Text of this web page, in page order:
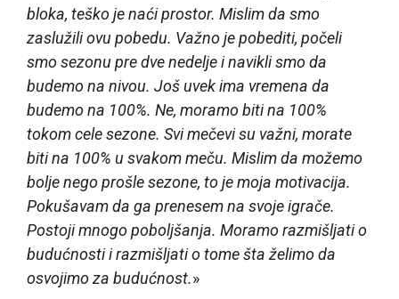
bloka, teško je naći prostor. Mislim da smo
zaslužili ovu pobedu. Važno je pobediti, počeli
smo sezonu pre dve nedelje i navikli smo da
budemo na nivou. Još uvek ima vremena da
budemo na 100%. Ne, moramo biti na 100%
tokom cele sezone. Svi mečevi su važni, morate
biti na 100% u svakom meču. Mislim da možemo
bolje nego prošle sezone, to je moja motivacija.
Pokušavam da ga prenesem na svoje igrače.
Postoji mnogo poboljšanja. Moramo razmišljati o
budućnosti i razmišljati o tome šta želimo da
osvojimo za budućnost.»